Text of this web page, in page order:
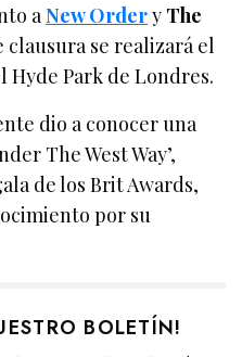
aNew Ordery The
clausura se realizará el
Hyde Park de Londres.
dio a conocer una
The West Way’,
de los Brit Awards,
por su
BOLETÍN!